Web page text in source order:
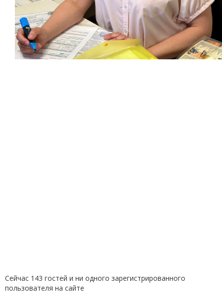
Сейчас 143 гостей и ни одного зарегистрированного
пользователя на сайте